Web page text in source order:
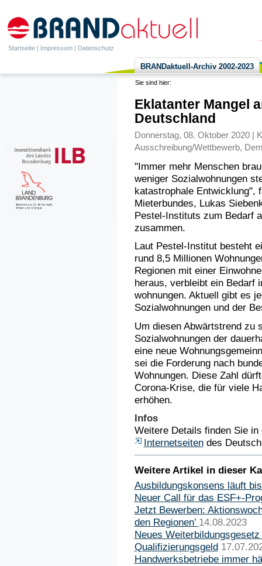
Startseite | Impressum | Datenschutz
BRANDaktuell-Archiv 2002-2023
Sie sind hier:
Eklatanter Mangel
Deutschland
Donnerstag, 08. Oktober 2020 |
Ausschreibung/Wettbewerb,
"Immer mehr Menschen
weniger Sozialwohnungen
katastrophale Entwicklung",
Mieterbundes, Lukas
Pestel-Instituts zum Bedarf
zusammen.
Laut Pestel-Institut besteht
rund 8,5 Millionen
Regionen mit einer
heraus, verbleibt ein Bedarf
wohnungen. Aktuell gibt es
Sozialwohnungen und der
Um diesen Abwärtstrend zu
Sozialwohnungen der
eine neue
sei die Forderung nach
Wohnungen. Diese Zahl
Corona-Krise, die für viele
erhöhen.
Infos
Weitere Details finden Sie
Internetseitendes
Weitere Artikel in dieser
Ausbildungskonsens läuft
Neuer Call für das ESF+-
Jetzt Bewerben:
den Regionen’ 14.08.2023
Neues
Qualifizierungsgeld
Handwerksbetriebe immer